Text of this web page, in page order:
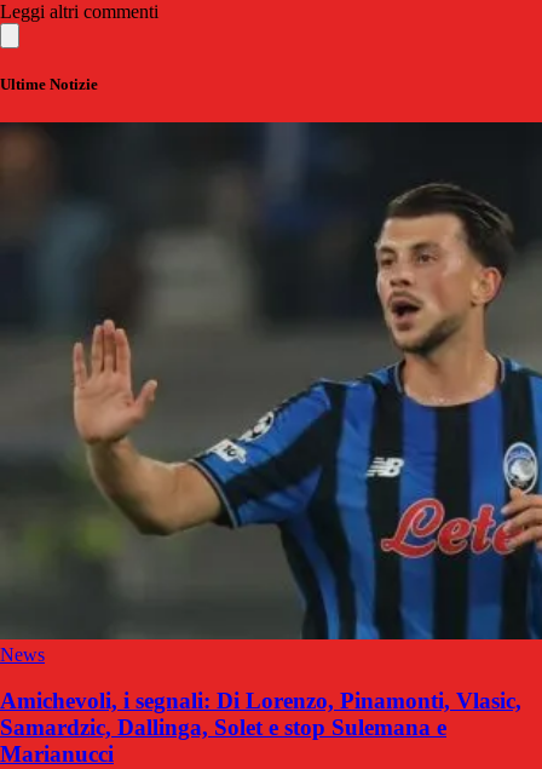
Leggi altri commenti
Ultime Notizie
News
Amichevoli, i segnali: Di Lorenzo, Pinamonti, Vlasic,
Samardzic, Dallinga, Solet e stop Sulemana e
Marianucci